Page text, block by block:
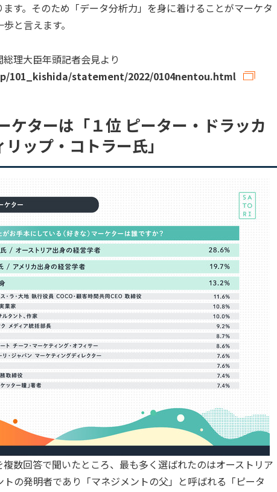
す。そのため「データ分析力」を身に着けることがマーケタ
と言えます。
理大臣年頭記者会見より
statement/2022/0104nentou.html
ケターは「１位 ピーター・ドラッカ
ップ・コトラー氏」
数回答で聞いたところ、最も多く選ばれたのはオーストリア
の発明者であり「マネジメントの父」と呼ばれる「ピータ